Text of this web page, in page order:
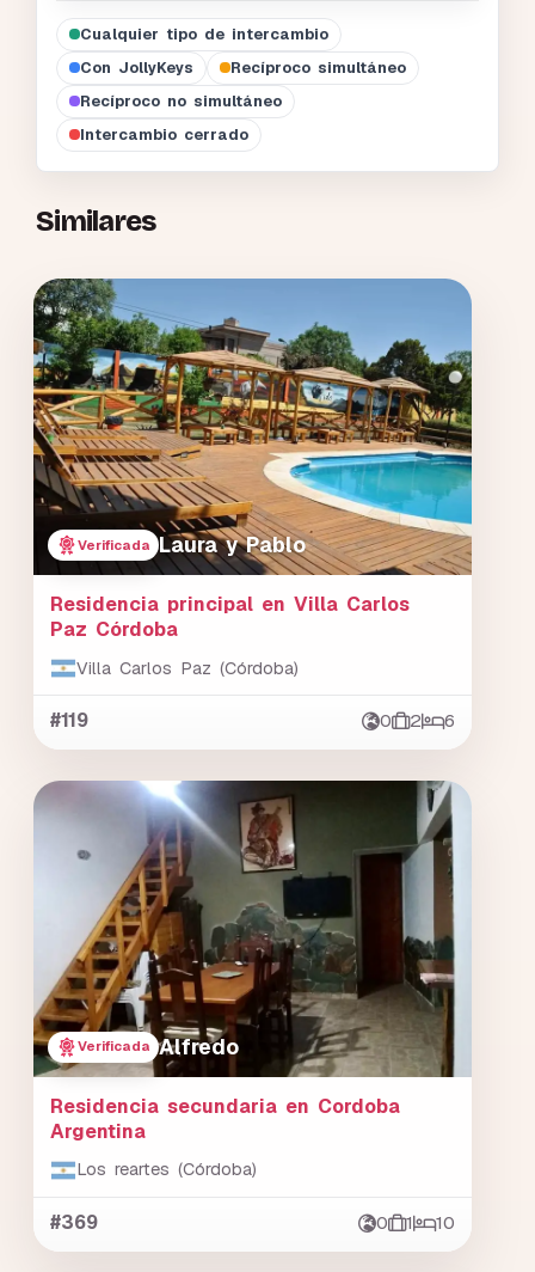
Cualquier tipo de intercambio
Con JollyKeys
Recíproco simultáneo
Recíproco no simultáneo
Intercambio cerrado
Similares
Verificada Laura y Pablo
Residencia principal en Villa Carlos
Paz Córdoba
Villa Carlos Paz (Córdoba)
#119 0 2 6
Verificada Alfredo
Residencia secundaria en Cordoba
Argentina
Los reartes (Córdoba)
#369 0 1 10